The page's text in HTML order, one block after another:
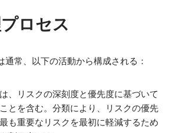
ロセス
通常、以下の活動から構成される：
、リスクの深刻度と優先度に基づいて
とを含む。分類により、リスクの優先
も重要なリスクを最初に軽減するため